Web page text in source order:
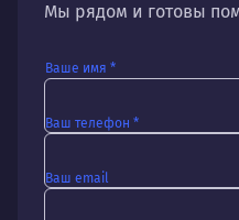
Мы рядом и готовы
Ваше имя *
Ваш телефон *
Ваш email